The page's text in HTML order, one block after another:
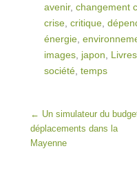
avenir, changement
crise critique
énergie
images japon Livres
société temps
Post navigation
← Un simulateur du
déplacements dans la
Mayenne